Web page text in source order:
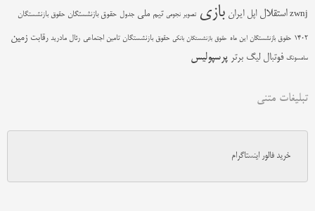
zwnj استقلال اپل ایران بازی تصویر نجومی تیم ملی جدول حقوق بازنشستگان حقوق بازنشستگان
1402 حقوق بازنشستگان این ماه حقوق بازنشستگان بانکی حقوق بازنشستگان تامین اجتماعی رئال مادرید رقابت زمین
سامسونگ فوتبال لیگ برتر پرسپولیس
تبلیغات متنی
خرید فالور اینستاگرام